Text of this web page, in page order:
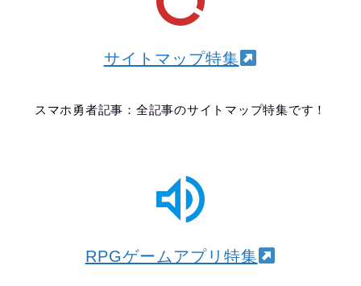
サイトマップ特集
スマホ勇者記事：全記事のサイトマップ特集です！
RPGゲームアプリ特集